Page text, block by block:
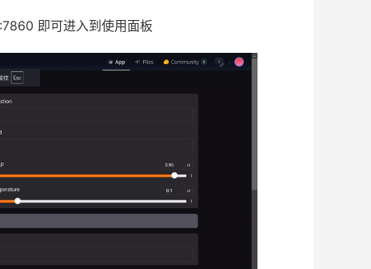
即可进入到使用面板